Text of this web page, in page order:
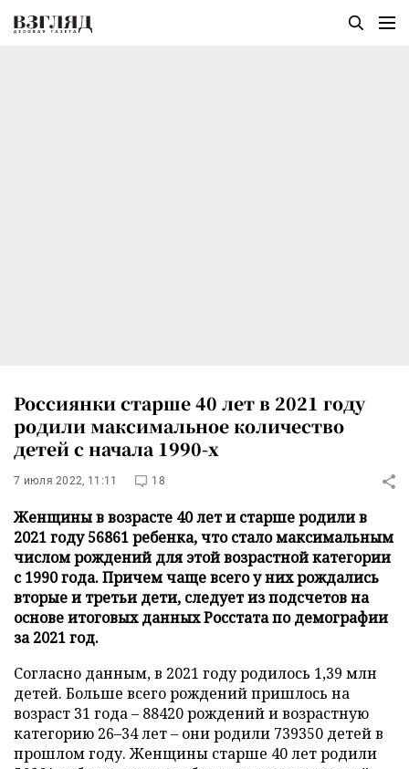
Россиянки старше 40 лет в 2021 году
родили максимальное количество
детей с начала 1990-х
7 июля 2022, 11:11 18
Женщины в возрасте 40 лет и старше родили в
2021 году 56861 ребенка, что стало максимальным
числом рождений для этой возрастной категории
с 1990 года. Причем чаще всего у них рождались
вторые и третьи дети, следует из подсчетов на
основе итоговых данных Росстата по демографии
за 2021 год.
Согласно данным, в 2021 году родилось 1,39 млн
детей. Больше всего рождений пришлось на
возраст 31 года – 88420 рождений и возрастную
категорию 26–34 лет – они родили 739350 детей в
прошлом году. Женщины старше 40 лет родили